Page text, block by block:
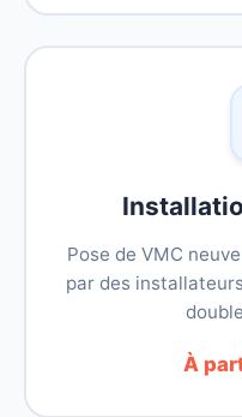
Pose de VMC
par des
À